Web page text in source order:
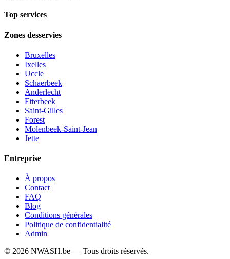
Top services
Zones desservies
Bruxelles
Ixelles
Uccle
Schaerbeek
Anderlecht
Etterbeek
Saint-Gilles
Forest
Molenbeek-Saint-Jean
Jette
Entreprise
À propos
Contact
FAQ
Blog
Conditions générales
Politique de confidentialité
Admin
© 2026 NWASH.be — Tous droits réservés.